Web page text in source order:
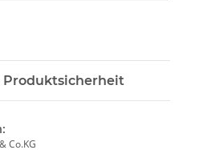
Produktsicherheit
Co.KG